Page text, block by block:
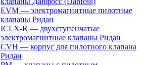
EVM — электромагнитные пилотные
клапаны Ридан
ICLX-R — двухступенчатые
электромагнитные клапаны Ридан
CVH — корпус для пилотного клапана
Ридан